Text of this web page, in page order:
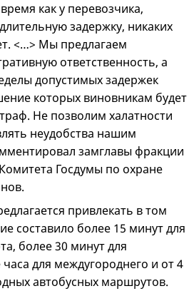
как у перевозчика,
задержку, никаких
<…> Мы предлагаем
ответственность, а
допустимых задержек
которых виновникам будет
Не позволим халатности
неудобства нашим
замглавы фракции
Госдумы по охране
привлекать в том
составило более 15 минут для
более 30 минут для
для междугороднего и от 4
автобусных маршрутов.